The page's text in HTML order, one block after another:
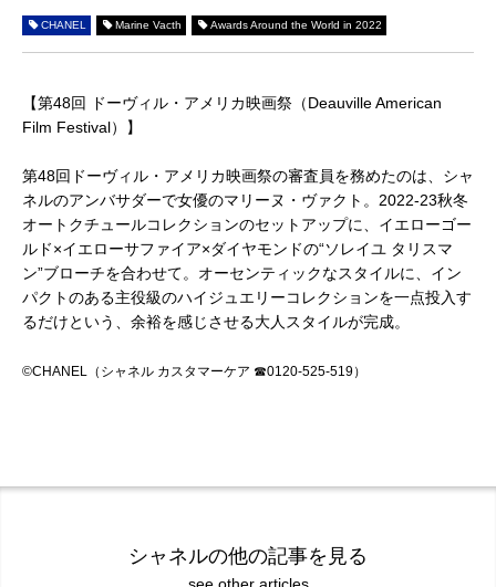
CHANEL Marine Vacth Awards Around the World in 2022
【第48回 ドーヴィル・アメリカ映画祭（Deauville American
Film Festival）】
第48回ドーヴィル・アメリカ映画祭の審査員を務めたのは、シャ
ネルのアンバサダーで女優のマリーヌ・ヴァクト。2022-23秋冬
オートクチュールコレクションのセットアップに、イエローゴー
ルド×イエローサファイア×ダイヤモンドの“ソレイユ タリスマ
ン”ブローチを合わせて。オーセンティックなスタイルに、イン
パクトのある主役級のハイジュエリーコレクションを一点投入す
るだけという、余裕を感じさせる大人スタイルが完成。
©CHANEL （シャネル カスタマーケア ☎0120-525-519）
シャネルの他の記事を見る